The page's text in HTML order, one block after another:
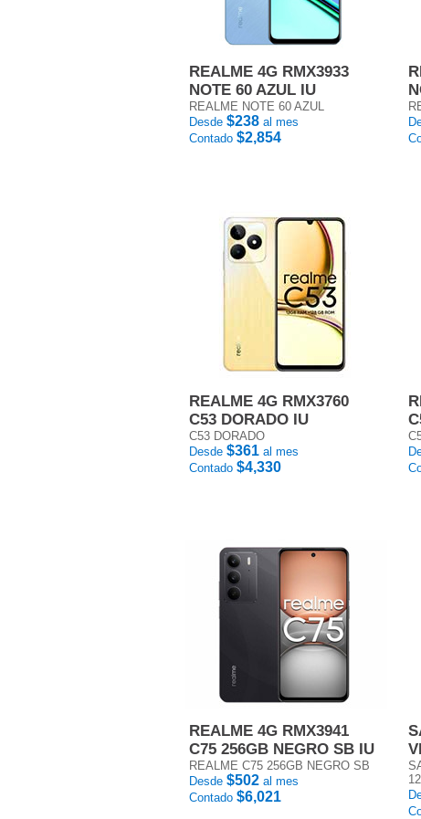
REALME 4G RMX3933
NOTE 60 AZUL IU
REALME NOTE 60 AZUL
Desde $238 al mes
Contado $2,854
REALME 4G RMX3760
C53 DORADO IU
C53 DORADO
Desde $361 al mes
Contado $4,330
REALME 4G RMX3941
C75 256GB NEGRO SB IU
REALME C75 256GB NEGRO SB
Desde $502 al mes
Contado $6,021